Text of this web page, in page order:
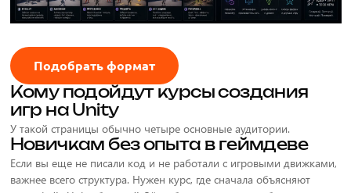
Подобрать формат
Кому подойдут курсы создания
игр на Unity
У такой страницы обычно четыре основные аудитории.
Новичкам без опыта в геймдеве
Если вы еще не писали код и не работали с игровыми движками,
важнее всего структура. Нужен курс, где сначала объясняют